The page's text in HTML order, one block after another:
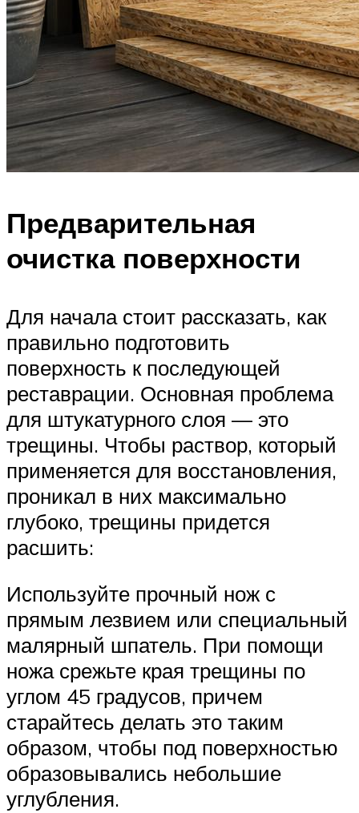
Предварительная
очистка поверхности
Для начала стоит рассказать, как
правильно подготовить
поверхность к последующей
реставрации. Основная проблема
для штукатурного слоя — это
трещины. Чтобы раствор, который
применяется для восстановления,
проникал в них максимально
глубоко, трещины придется
расшить:
Используйте прочный нож с
прямым лезвием или специальный
малярный шпатель. При помощи
ножа срежьте края трещины по
углом 45 градусов, причем
старайтесь делать это таким
образом, чтобы под поверхностью
образовывались небольшие
углубления.